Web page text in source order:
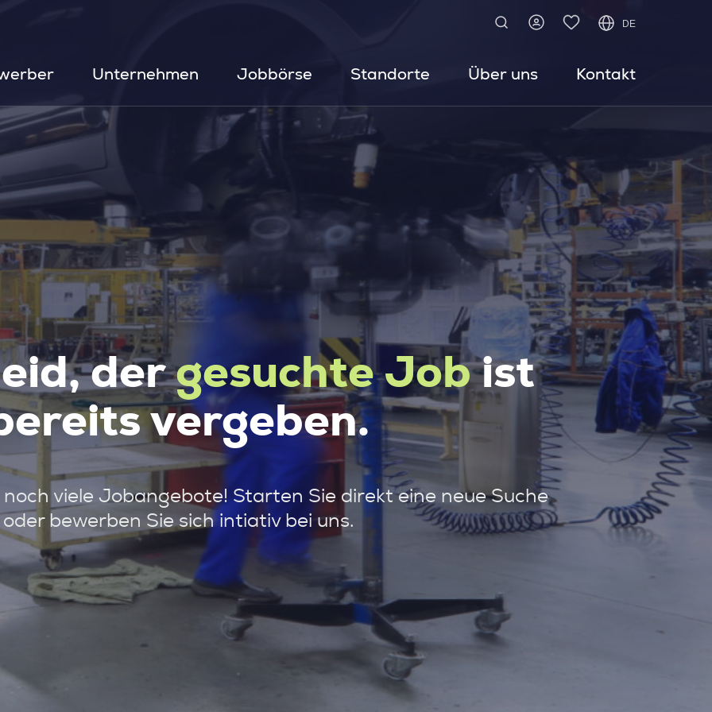
DE
Unternehmen Jobbörse Standorte Über uns Kontakt
dergesuchte Jobist
vergeben.
viele Jobangebote! Starten Sie direkt eine neue Suche
oder bewerben Sie sich intiativ bei uns.